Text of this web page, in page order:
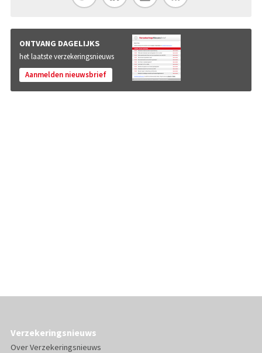
ONTVANG DAGELIJKS
het laatste verzekeringsnieuws
Aanmelden nieuwsbrief
Verzekeringsnieuws
Over Verzekeringsnieuws